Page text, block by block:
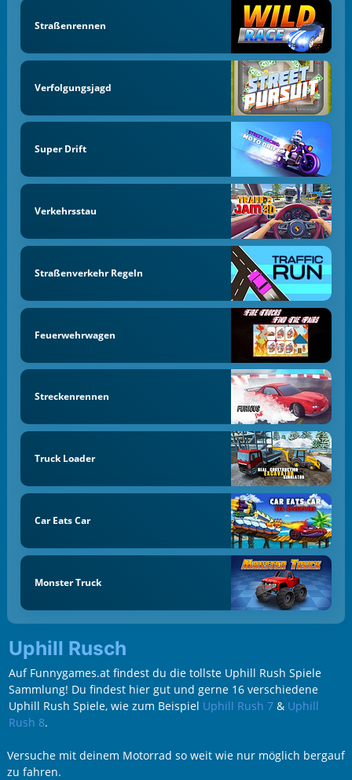
Straßenrennen
Verfolgungsjagd
Super Drift
Verkehrsstau
Straßenverkehr Regeln
Feuerwehrwagen
Streckenrennen
Truck Loader
Car Eats Car
Monster Truck
Uphill Rusch
Auf Funnygames.at findest du die tollste Uphill Rush Spiele
Sammlung! Du findest hier gut und gerne 16 verschiedene
Uphill Rush Spiele, wie zum Beispiel Uphill Rush 7& Uphill
Rush 8.
Versuche mit deinem Motorrad so weit wie nur möglich bergauf
zu fahren.